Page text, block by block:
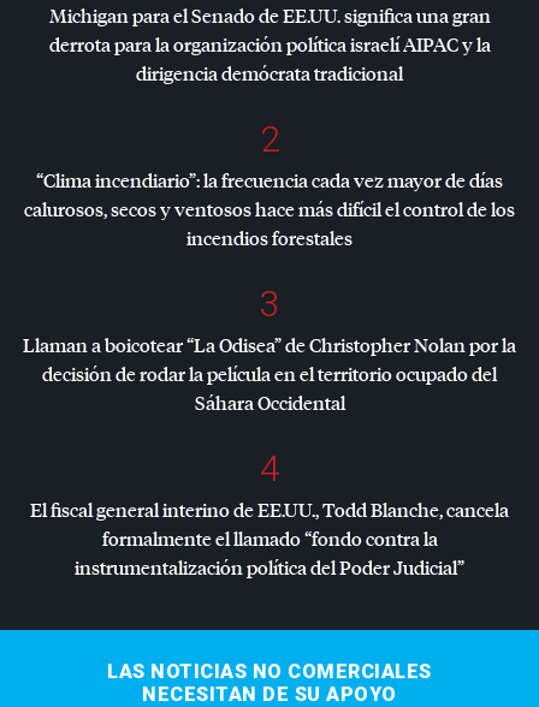
Michigan para el Senado de EE.UU. significa una gran
derrota para la organización política israelíAIPACy la
dirigencia demócrata tradicional
2
“Clima incendiario”: la frecuencia cada vez mayor de días
calurosos, secos y ventosos hace más difícil el control de los
incendios forestales
3
Llaman a boicotear “La Odisea” de Christopher Nolan por la
decisión de rodar la película en el territorio ocupado del
Sáhara Occidental
4
El fiscal general interino de EE.UU., Todd Blanche, cancela
formalmente el llamado “fondo contra la
instrumentalización política del Poder Judicial”
LAS NOTICIAS NO COMERCIALES
NECESITAN DE SU APOYO